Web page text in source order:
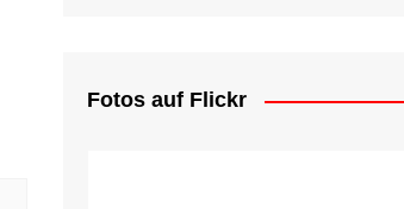
Fotos auf Flickr